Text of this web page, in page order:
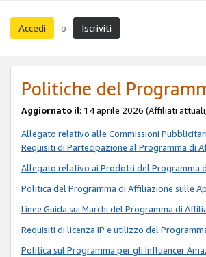
Accedi o Iscriviti
Politiche del
Aggiornato il: 14 aprile 2026 (Affiliati
Allegato relativo alle Commissioni
Requisiti di Partecipazione al Programma di
Allegato relativo ai Prodotti del Programma
Politica del Programma di Affiliazione sulle
Linee Guida sui Marchi del Programma di
Requisiti di licenza IP e utilizzo del
Politica sul Programma per gli Influencer